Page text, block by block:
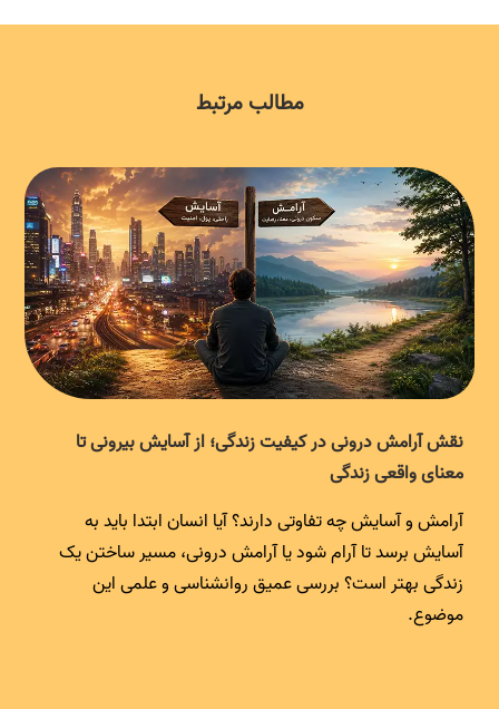
مطالب مرتبط
نقش آرامش درونی در کیفیت زندگی؛ از آسایش بیرونی تا
معنای واقعی زندگی
آرامش و آسایش چه تفاوتی دارند؟ آیا انسان ابتدا باید به
آسایش برسد تا آرام شود یا آرامش درونی، مسیر ساختن یک
زندگی بهتر است؟ بررسی عمیق روانشناسی و علمی این
موضوع.